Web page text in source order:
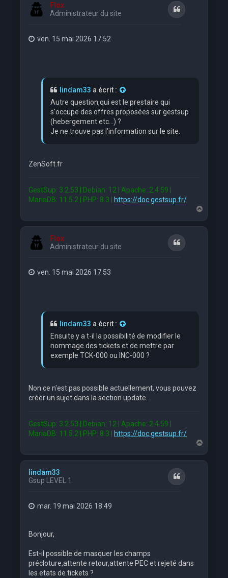
Flox
Administrateur du site
Citation
ven. 15 mai 2026 17:52
lindam33 a écrit :
Autre question,qui est le prestaire qui
s'occupe des offres proposées sur gestsup
(hebergement etc...) ?
Je ne trouve pas l'information sur le site.
ZenSoft.fr
GestSup: 3.2.53 | Debian: 12 | Apache: 2.4.59 |
MariaDB: 11.5.2 | PHP: 8.3 |
https://doc.gestsup.fr/
a
Flox
Administrateur du site
Citation
ven. 15 mai 2026 17:53
lindam33 a écrit :
Ensuite y a t-il la possibilité de modifier le
nommage des tickets et de mettre par
exemple TCK-000 ou INC-000 ?
Non ce n'est pas possible actuellement, vous pouvez
créer un sujet dans la section update.
GestSup: 3.2.53 | Debian: 12 | Apache: 2.4.59 |
MariaDB: 11.5.2 | PHP: 8.3 | https://doc.gestsup.fr/
a
lindam33
Gsup LEVEL 1
Citation
mar. 19 mai 2026 18:49
Bonjour,
Est-il possible de masquer les champs
précloture,attente retour,attente PEC et rejeté dans
les etats de tickets ?